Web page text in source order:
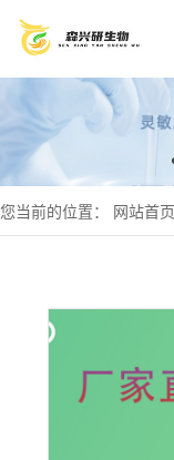
您当前的位置： 网站首页